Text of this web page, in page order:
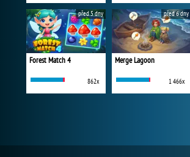
Forest Match 4
862x
před 5 dny
Merge Lagoon
1 466x
před 6 dny